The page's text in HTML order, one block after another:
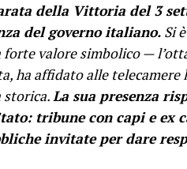
della Vittoria del 3
del governo italiano. Si
forte valore simbolico —
ha affidato alle telecamere
storica.La sua presenza
tribune con capi e ex
invitate per dare